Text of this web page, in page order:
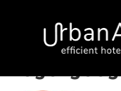
logo-